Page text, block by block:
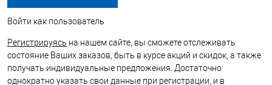
Войти как пользователь
Регистрируясь на нашем сайте, вы сможете отслеживать
состояние Ваших заказов, быть в курсе акций и скидок, а также
получать индивидуальные предложения. Достаточно
однократно указать свои данные при регистрации, и в